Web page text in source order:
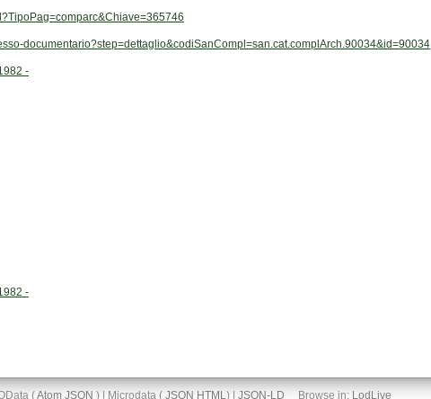
documentario?step=dettaglio&codiSanCompl=san.cat.complArch.90034&id=90034
-
-
(Atom JSON ) | Microdata ( JSON HTML) | JSON-LD Browse in: LodLive